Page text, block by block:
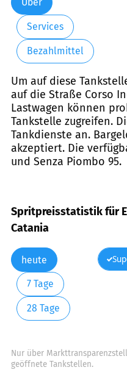
Über
Services
Bezahlmittel
Um auf diese
auf die Straße Corso
Lastwagen können
Tankstelle zugreifen.
Tankdienste an.
akzeptiert. Die
und Senza Piombo 95.
Spritpreisstatistik für
Catania
heute
7 Tage
28 Tage
Nur über
geöffnete Tankstellen.